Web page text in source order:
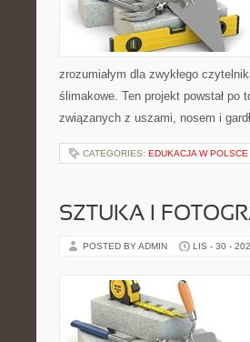
zrozumiałym dla zwykłego
ślimakowe. Ten projekt powstał po
związanych z uszami, nosem i
CATEGORIES: EDUKACJA W POLSCE
SZTUKA I
POSTED BY ADMIN LIS - 30 -